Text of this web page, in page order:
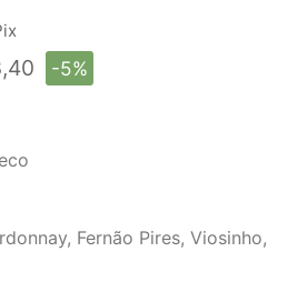
-5%
Fernão Pires, Viosinho,